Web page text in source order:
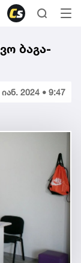
ბაგა-
2024 • 9:47